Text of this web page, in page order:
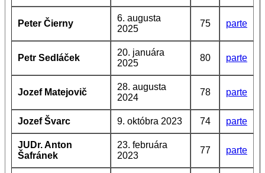
Peter Čierny
6. augusta
2025
75 parte
Petr Sedláček
20. januára
2025
80 parte
Jozef Matejovič
28. augusta
2024
78 parte
Jozef Švarc 9. októbra 2023 74 parte
JUDr. Anton
Šafránek
23. februára
2023
77 parte